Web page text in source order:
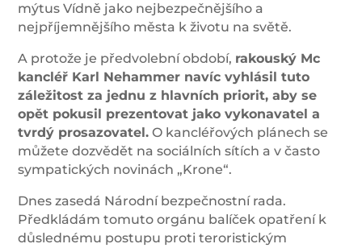
mýtus Vídně jako nejbezpečnějšího a
nejpříjemnějšího města k životu na světě.
A protože je předvolební období, rakouský Mc
kancléř Karl Nehammer navíc vyhlásil tuto
záležitost za jednu z hlavních priorit, aby se
opět pokusil prezentovat jako vykonavatel a
tvrdý prosazovatel. O kancléřových plánech se
můžete dozvědět na sociálních sítích a v často
sympatických novinách „Krone“.
Dnes zasedá Národní bezpečnostní rada.
Předkládám tomuto orgánu balíček opatření k
důslednému postupu proti teroristickým